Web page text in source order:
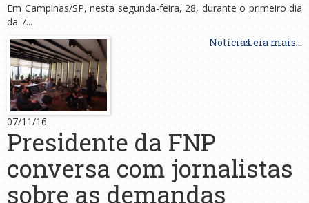
Em Campinas/SP, nesta segunda-feira, 28, durante o primeiro dia
da 7...
NotíciasLeia mais...
07/11/16
Presidente da FNP
conversa com jornalistas
sobre as demandas